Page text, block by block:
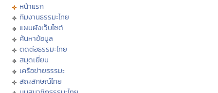
หน้าแรก
ทีมงานธรรมะไทย
แผนผังเว็บไซต์
ค้นหาข้อมูล
ติดต่อธรรมะไทย
สมุดเยี่ยม
เครือข่ายธรรมะ
สัญลักษณ์ไทย